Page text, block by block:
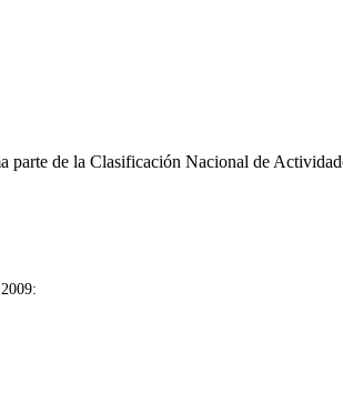
parte de la Clasificación Nacional de